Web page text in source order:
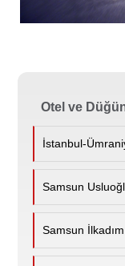
Otel ve
İstanbul-
Samsun
Samsun